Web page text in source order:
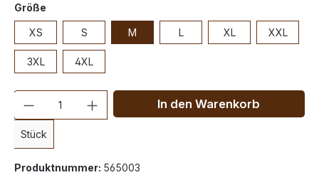
Größe
XS S M L XL XXL
3XL 4XL
Anzahl
Stück
In den Warenkorb
Produktnummer: 565003